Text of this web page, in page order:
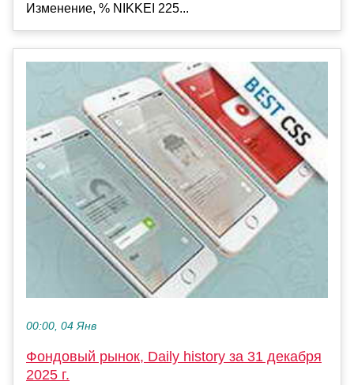
Изменение, % NIKKEI 225...
00:00, 04 Янв
Фондовый рынок, Daily history за 31 декабря
2025 г.